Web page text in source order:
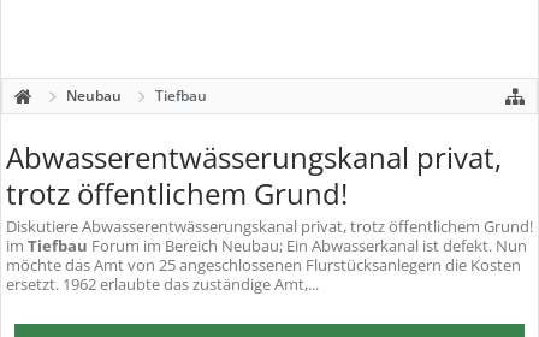
Neubau Tiefbau
Abwasserentwässerungskanal privat,
trotz öffentlichem Grund!
DiskutiereAbwasserentwässerungskanal privat, trotz öffentlichem Grund!
im Tiefbau Forum im Bereich Neubau; Ein Abwasserkanal ist defekt. Nun
möchte das Amt von 25 angeschlossenen Flurstücksanlegern die Kosten
ersetzt. 1962 erlaubte das zuständige Amt,...